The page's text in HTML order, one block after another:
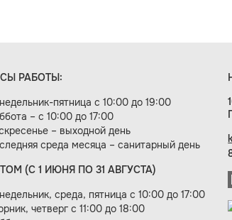
РАБОТЫ:
пятница с 10:00 до 19:00
– с 10:00 до 17:00
– выходной день
среда месяца – санитарный день
(С 1 ИЮНЯ ПО 31 АВГУСТА)
среда, пятница с 10:00 до 17:00
четверг с 11:00 до 18:00
«Цифровой век»